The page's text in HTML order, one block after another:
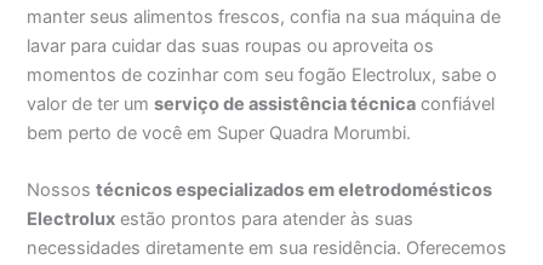
manter seus alimentos frescos, confia na sua máquina de
lavar para cuidar das suas roupas ou aproveita os
momentos de cozinhar com seu fogão Electrolux, sabe o
valor de ter umserviço de assistência técnica confiável
bem perto de você em Super Quadra Morumbi.
Nossostécnicos especializados em eletrodomésticos
Electrolux estão prontos para atender às suas
necessidades diretamente em sua residência. Oferecemos